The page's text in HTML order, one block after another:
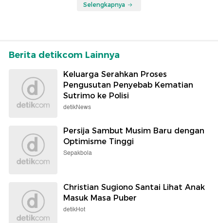
Selengkapnya
Berita detikcom Lainnya
Keluarga Serahkan Proses
Pengusutan Penyebab Kematian
Sutrimo ke Polisi
detikNews
Persija Sambut Musim Baru dengan
Optimisme Tinggi
Sepakbola
Christian Sugiono Santai Lihat Anak
Masuk Masa Puber
detikHot